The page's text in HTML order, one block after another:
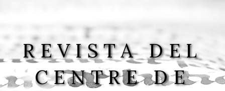
REVISTA DEL
CENTRE DE